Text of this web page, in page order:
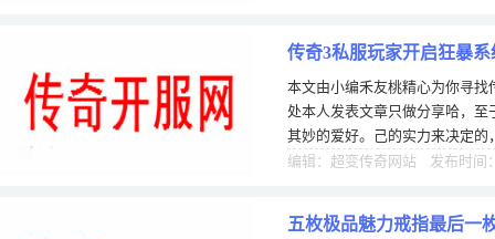
传奇3私服玩家开启狂暴
本文由小编禾友桃精心为你寻
处本人发表文章只做分享哈，
其妙的爱好。己的实力来决定
完美的。每个玩家都能考虑周全
编辑：超变传奇网站 发布时间
五枚极品魅力戒指最后一